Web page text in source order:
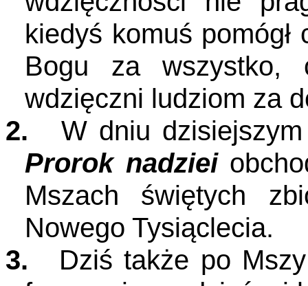
kiedyś komuś
Bogu za wszystko,
wdzięczni ludziom za
2.
W dniu
Prorok nadziei
Mszach świętych
Nowego Tysiąclecia.
3.
Dziś także po